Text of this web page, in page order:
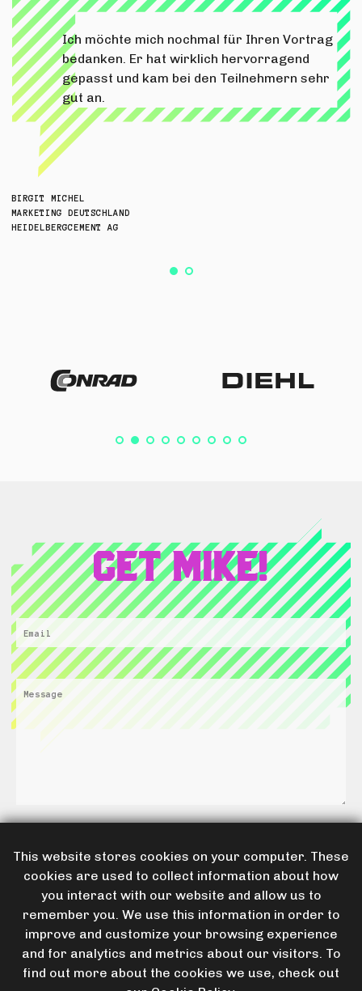
Ich möchte mich nochmal für Ihren Vortrag
bedanken. Er hat wirklich hervorragend
gepasst und kam bei den Teilnehmern sehr
gut an.
BIRGIT MICHEL
MARKETING DEUTSCHLAND
HEIDELBERGCEMENT AG
Get Mike!
Email
Message
Und ab damit
This website stores cookies on your computer. These
cookies are used to collect information about how
you interact with our website and allow us to
remember you. We use this information in order to
improve and customize your browsing experience
and for analytics and metrics about our visitors. To
find out more about the cookies we use, check out